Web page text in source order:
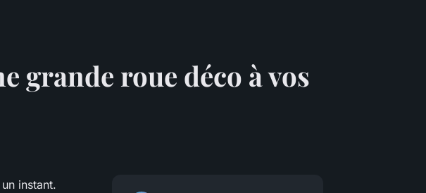
grande roue déco à vos
instant.